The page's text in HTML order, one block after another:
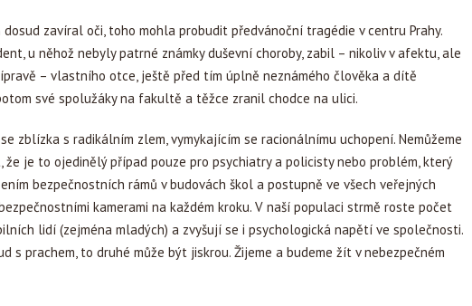
zavíral oči, toho mohla probudit předvánoční tragédie v centru Prahy.
u něhož nebyly patrné známky duševní choroby, zabil – nikoliv v afektu, ale
– vlastního otce, ještě před tím úplně neznámého člověka a dítě
své spolužáky na fakultě a těžce zranil chodce na ulici.
zblízka s radikálním zlem, vymykajícím se racionálnímu uchopení. Nemůžeme
že je to ojedinělý případ pouze pro psychiatry a policisty nebo problém, který
bezpečnostních rámů v budovách škol a postupně ve všech veřejných
kamerami na každém kroku. V naší populaci strmě roste počet
lidí (zejména mladých) a zvyšují se i psychologická napětí ve společnosti.
s prachem, to druhé může být jiskrou. Žijeme a budeme žít v nebezpečném